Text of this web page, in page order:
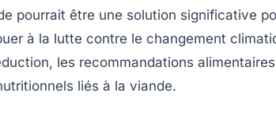
pourrait être une solution significative
à la lutte contre le changement
les recommandations
liés à la viande.